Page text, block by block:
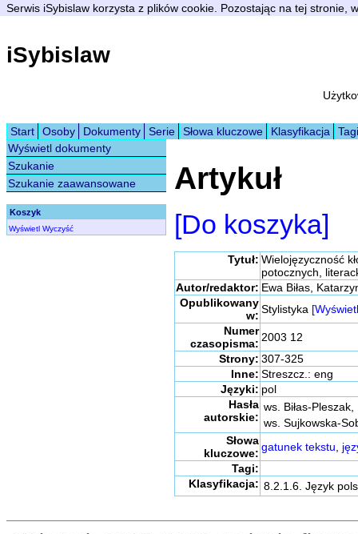
Serwis iSybislaw korzysta z plików cookie. Pozostając na tej stronie,
iSybislaw
Start Osoby Dokumenty Serie Słowa kluczowe Klasyfikacja
Tagi
Wyświetl dokumenty
Szukanie
Szukanie zaawansowane
Koszyk
Wyświetl Wyczyść
Artykuł
[Do koszyka]
Tytuł: Wielojęzyczność
potocznych,
Autor/redaktor: Ewa Biłas,
Opublikowany
w: Stylistyka
Numer
czasopisma: 2003 12
Strony: 307-325
Inne: Streszcz.: eng
Języki: pol
Hasła
autorskie:
ws. Biłas-Pleszak,
ws. Sujkowska-
Słowa
kluczowe: gatunek tekstu,
Tagi:
Klasyfikacja: 8.2.1.6. Język